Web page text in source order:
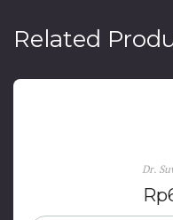
Related
Dr.
Rp